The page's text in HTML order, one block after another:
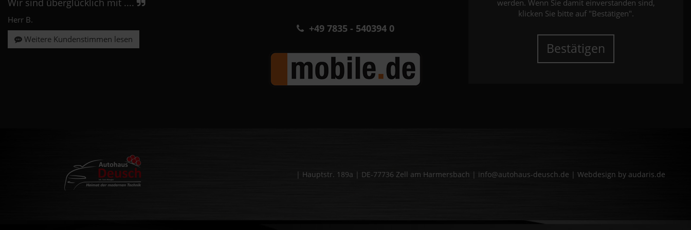
Wir sind überglücklich mit ....
Herr B.
Weitere Kundenstimmen lesen
+49 7835 - 540394 0
werden. Wenn Sie damit einverstanden sind,
klicken Sie bitte auf "Bestätigen".
Bestätigen
| Hauptstr. 189a | DE-77736 Zell am Harmersbach | info@autohaus-deusch.de | Webdesign by audaris.de